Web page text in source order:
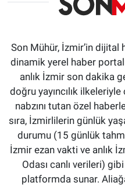
Son Mühür, İzmir’in dijital
dinamik yerel haber
anlık İzmir son dakika
doğru yayıncılık
nabzını tutan özel
sıra, İzmirlilerin günlük
durumu (15 günlük
İzmir ezan vakti ve anlık
Odası canlı verileri)
platformda sunar.